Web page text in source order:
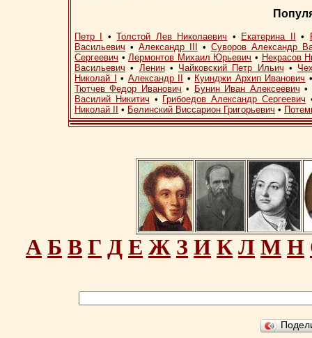
Петр I •Толстой Лев Николаевич • Екатерина II •
Васильевич • Александр III • Суворов Александр
Сергеевич •Лермонтов Михаил Юрьевич • Некрасов
Васильевич • Ленин• Чайковский Петр Ильич •
Николай I
• Александр II • Куинджи Архип Иванович
Тютчев Федор Иванович • Бунин Иван Алексеевич •
Василий Никитич • Грибоедов Александр Сергеевич
Николай II
• Белинский Виссарион Григорьевич •
А Б В Г Д Е Ж З И К Л М Н